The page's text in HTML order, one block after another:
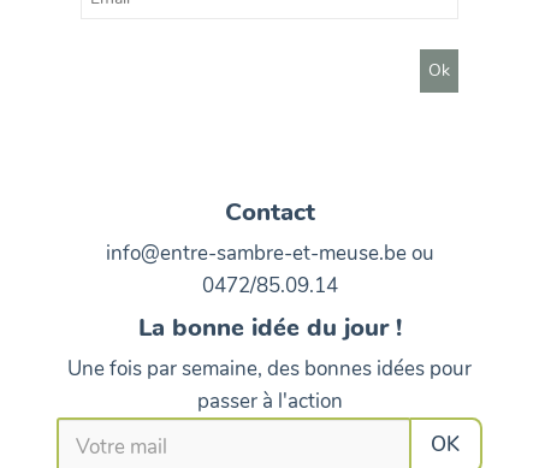
Contact
info@entre-sambre-et-meuse.be ou
0472/85.09.14
La bonne idée du jour !
Une fois par semaine, des bonnes idées pour
passer à l'action